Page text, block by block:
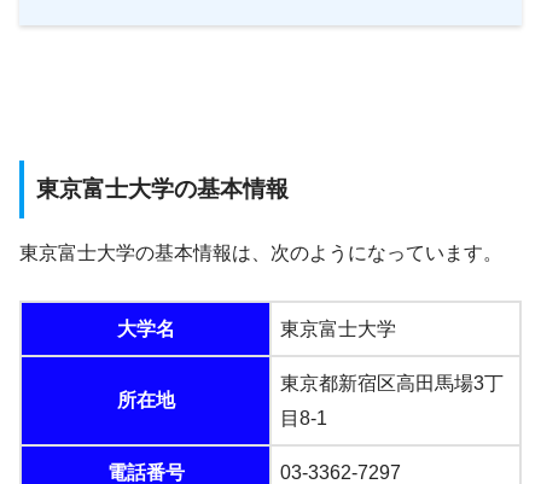
東京富士大学の基本情報
東京富士大学の基本情報は、次のようになっています。
大学名 東京富士大学
所在地
東京都新宿区高田馬場3丁
目8-1
電話番号 03-3362-7297